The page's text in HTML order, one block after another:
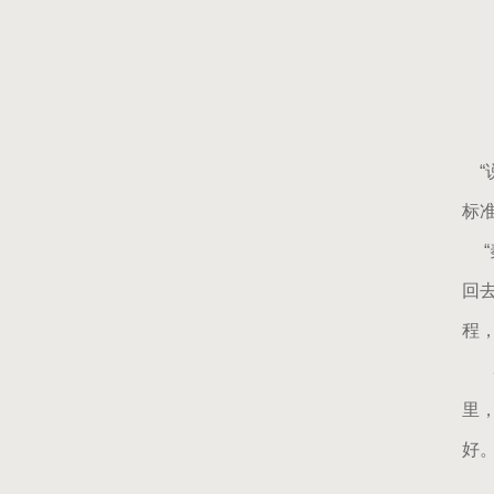
对
加
“
标
“
回
程
3
里
好